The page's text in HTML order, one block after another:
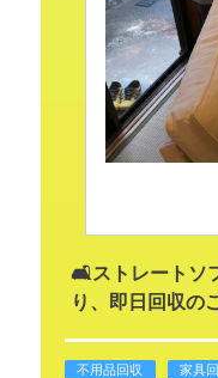
🛋️ストレートソ
り、即日回収の
不用品回収 家具